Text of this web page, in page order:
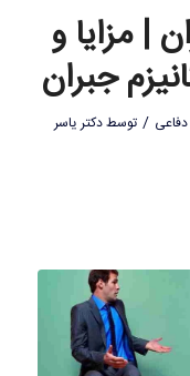
| مزایا و
جبران
/ توسطدکتر یاسر